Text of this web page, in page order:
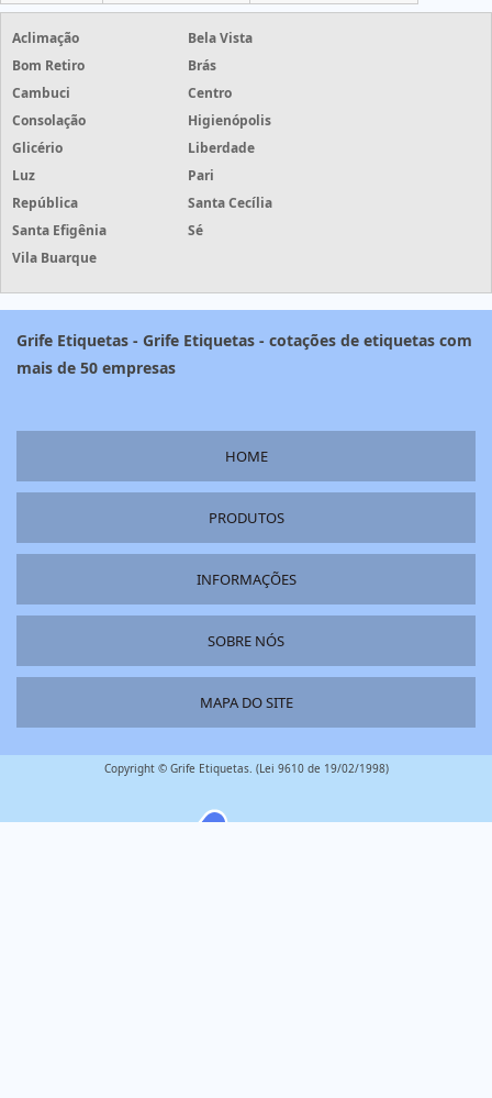
Aclimação
Bela Vista
Bom Retiro
Brás
Cambuci
Centro
Consolação
Higienópolis
Glicério
Liberdade
Luz
Pari
República
Santa Cecília
Santa Efigênia
Sé
Vila Buarque
Grife Etiquetas - Grife Etiquetas - cotações de etiquetas com
mais de 50 empresas
HOME
PRODUTOS
INFORMAÇÕES
SOBRE NÓS
MAPA DO SITE
Copyright © Grife Etiquetas. (Lei 9610 de 19/02/1998)